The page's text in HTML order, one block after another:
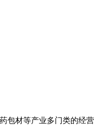
包材等产业多门类的经营